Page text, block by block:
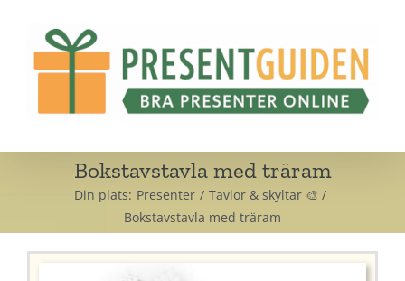
Bokstavstavla med träram
Din plats: Presenter
Tavlor & skyltar 🎨
Bokstavstavla med träram